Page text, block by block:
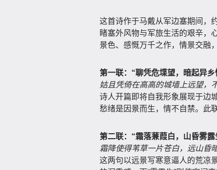
这首诗作于马戴从军边塞期间，
睹塞外风物与军旅生活的艰辛，
景色、感慨万千之作，情景交融
第一联：“聊凭危堞望，暗起异乡
姑且凭倚在高高的城墙上远望，
诗人开篇即将自我形象展现于边
愁绪是因景而生，情不自禁。此
第二联：“霜落蒹葭白，山昏雾露
霜降使得苇草一片苍白，远山昏
这两句以远景写寒意逼人的荒凉